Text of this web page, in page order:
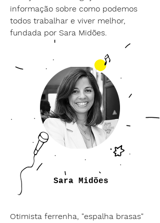
informação sobre como podemos
todos trabalhar e viver melhor,
fundada por Sara Midões.
Sara Midões
Otimista ferrenha, "espalha brasas"